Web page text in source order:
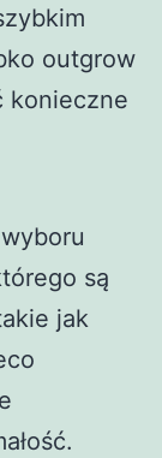
outgrow
konieczne
są
jak